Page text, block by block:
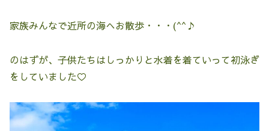
家族みんなで近所の海へお散歩・・・(^^♪
のはずが、子供たちはしっかりと水着を着ていって初泳ぎ
をしていました♡